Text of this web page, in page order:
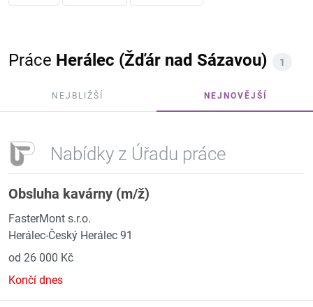
Práce Herálec (Žďár nad Sázavou) 1
NEJBLIŽŠÍ NEJNOVĚJŠÍ
Nabídky z Úřadu práce
Obsluha kavárny (m/ž)
FasterMont s.r.o.
Herálec-Český Herálec 91
od 26 000 Kč
Končí dnes